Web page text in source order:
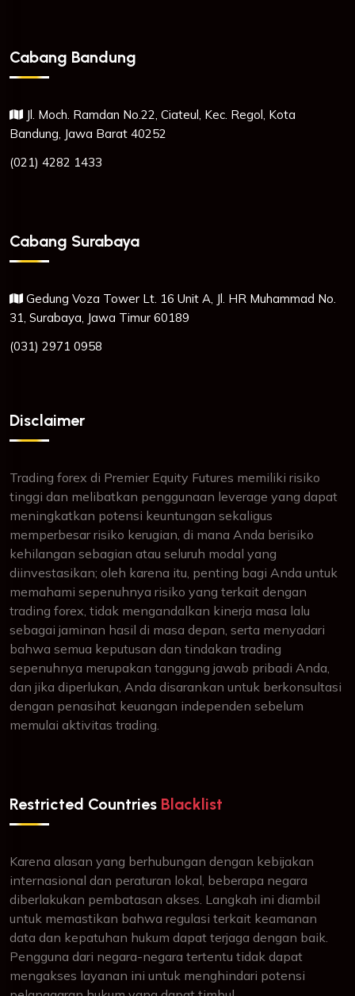
Cabang Bandung
Jl. Moch. Ramdan No.22, Ciateul, Kec. Regol, Kota
Bandung, Jawa Barat 40252
(021) 4282 1433
Cabang Surabaya
Gedung Voza Tower Lt. 16 Unit A, Jl. HR Muhammad No.
31, Surabaya, Jawa Timur 60189
(031) 2971 0958
Disclaimer
Trading forex di Premier Equity Futures memiliki risiko
tinggi dan melibatkan penggunaan leverage yang dapat
meningkatkan potensi keuntungan sekaligus
memperbesar risiko kerugian, di mana Anda berisiko
kehilangan sebagian atau seluruh modal yang
diinvestasikan; oleh karena itu, penting bagi Anda untuk
memahami sepenuhnya risiko yang terkait dengan
trading forex, tidak mengandalkan kinerja masa lalu
sebagai jaminan hasil di masa depan, serta menyadari
bahwa semua keputusan dan tindakan trading
sepenuhnya merupakan tanggung jawab pribadi Anda,
dan jika diperlukan, Anda disarankan untuk berkonsultasi
dengan penasihat keuangan independen sebelum
memulai aktivitas trading.
Restricted Countries Blacklist
Karena alasan yang berhubungan dengan kebijakan
internasional dan peraturan lokal, beberapa negara
diberlakukan pembatasan akses. Langkah ini diambil
untuk memastikan bahwa regulasi terkait keamanan
data dan kepatuhan hukum dapat terjaga dengan baik.
Pengguna dari negara-negara tertentu tidak dapat
mengakses layanan ini untuk menghindari potensi